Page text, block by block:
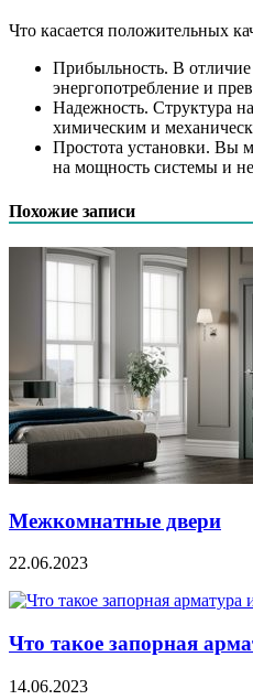
Что касается положительных
Прибыльность. В отличие
энергопотребление и
Надежность. Структура
химическим и
Простота установки. Вы
на мощность системы и не
Похожие записи
Межкомнатные двери
22.06.2023
Что такое запорная
14.06.2023